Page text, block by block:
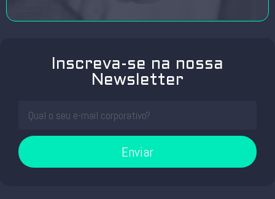
Inscreva-se na nossa
Newsletter
Enviar